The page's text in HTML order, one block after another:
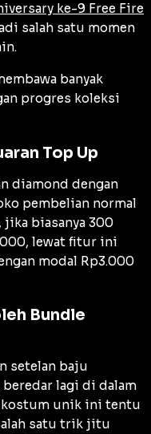
ke-9 Free Fire
salah satu momen
banyak
progres koleksi
Top Up
diamond dengan
pembelian normal
jika biasanya 300
lewat fitur ini
modal Rp3.000
Bundle
setelan baju
lagi di dalam
kostum unik ini tentu
satu trik jitu